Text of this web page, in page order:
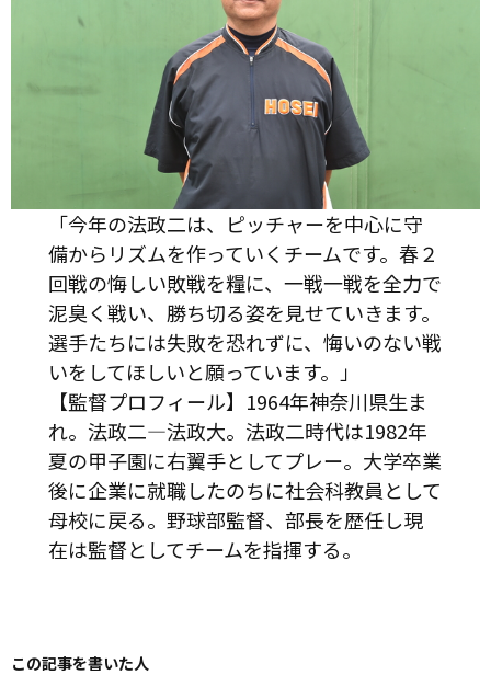
「今年の法政二は、ピッチャーを中心に守
備からリズムを作っていくチームです。春２
回戦の悔しい敗戦を糧に、一戦一戦を全力で
泥臭く戦い、勝ち切る姿を見せていきます。
選手たちには失敗を恐れずに、悔いのない戦
いをしてほしいと願っています。」
【監督プロフィール】1964年神奈川県生ま
れ。法政二―法政大。法政二時代は1982年
夏の甲子園に右翼手としてプレー。大学卒業
後に企業に就職したのちに社会科教員として
母校に戻る。野球部監督、部長を歴任し現
在は監督としてチームを指揮する。
この記事を書いた人